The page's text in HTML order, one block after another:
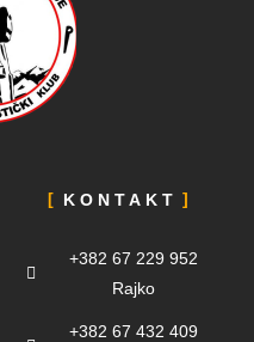
KONTAKT
+382 67 229 952
Rajko
+382 67 432 409